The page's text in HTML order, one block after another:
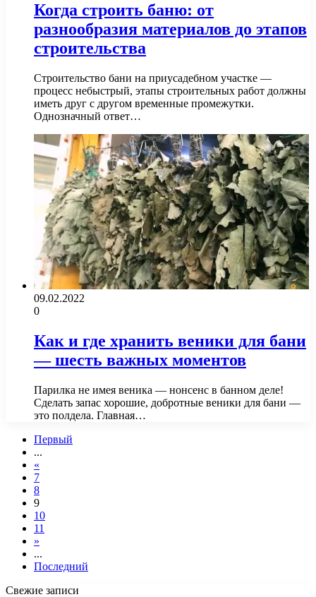
Когда строить баню: от
разнообразия материалов до этапов
строительства
Строительство бани на приусадебном участке —
процесс небыстрый, этапы строительных работ должны
иметь друг с другом временные промежутки.
Однозначный ответ…
09.02.2022
0
Как и где хранить веники для бани
— шесть важных моментов
Парилка не имея веника — нонсенс в банном деле!
Сделать запас хорошие, добротные веники для бани —
это полдела. Главная…
Первый
...
«
7
8
9
10
11
»
...
Последний
Свежие записи